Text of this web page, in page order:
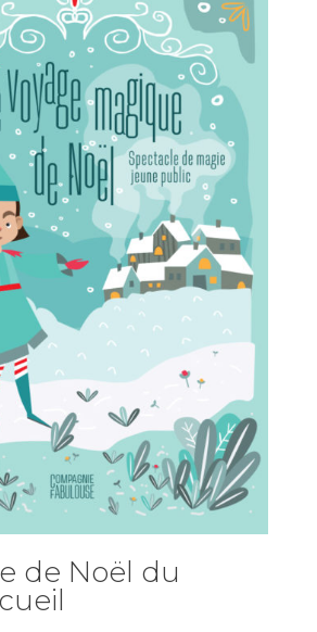
de Noël du